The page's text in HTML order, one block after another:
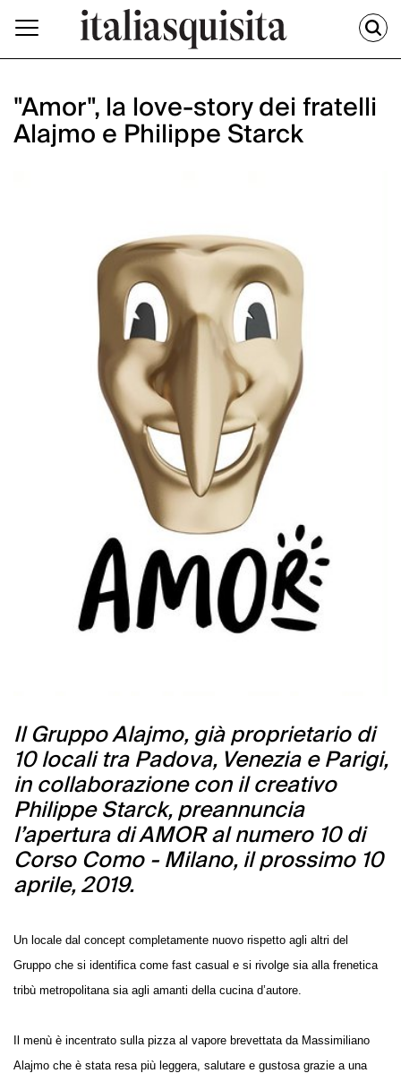
"Amor", la love-story dei fratelli
Alajmo e Philippe Starck
Il Gruppo Alajmo, già proprietario di
10 locali tra Padova, Venezia e Parigi,
in collaborazione con il creativo
Philippe Starck, preannuncia
l’apertura di AMOR al numero 10 di
Corso Como - Milano, il prossimo 10
aprile, 2019.
Un locale dal concept completamente nuovo rispetto agli altri del
Gruppo che si identifica come fast casual e si rivolge sia alla frenetica
tribù metropolitana sia agli amanti della cucina d’autore.
Il menù è incentrato sulla pizza al vapore brevettata da Massimiliano
Alajmo che è stata resa più leggera, salutare e gustosa grazie a una